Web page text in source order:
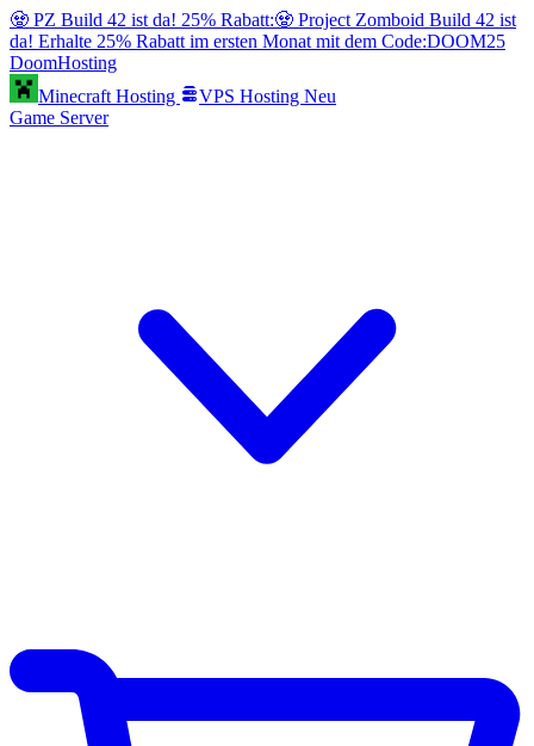
🧟 PZ Build 42 ist da! 25% Rabatt:🧟 Project Zomboid Build 42 ist
da! Erhalte 25% Rabatt im ersten Monat mit dem Code:DOOM25
DoomHosting
Minecraft Hosting
VPS Hosting Neu
Game Server